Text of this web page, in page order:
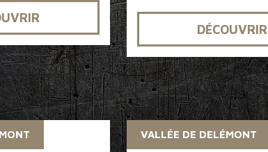
DÉCOUVRIR
VALLÉE DE DELÉMONT